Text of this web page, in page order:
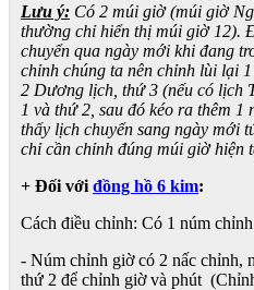
Lưu ý: Có 2 múi giờ (múi giờ
thường chỉ hiển thị múi giờ 12).
chuyển qua ngày mới khi đang
chỉnh chúng ta nên chỉnh lùi lại
2 Dương lịch, thứ 3 (nếu có lịch
1 và thứ 2, sau đó kéo ra thêm
thấy lịch chuyển sang ngày mới
chỉ cần chỉnh đúng múi giờ hiện
+ Đối với đồng hồ 6 kim:
Cách điều chỉnh: Có 1 núm
- Núm chỉnh giờ có 2 nấc chỉnh,
thứ 2 để chỉnh giờ và phút